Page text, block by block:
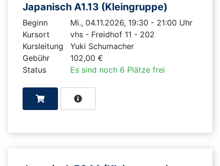
Japanisch A1.13 (Kleingruppe)
Beginn
Mi., 04.11.2026, 19:30 - 21:00 Uhr
Kursort
vhs - Freidhof 11 - 202
Kursleitung
Yuki Schumacher
Gebühr
102,00 €
Status
Es sind noch 6 Plätze frei